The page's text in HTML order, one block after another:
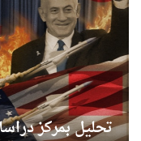
تحليل بمركز